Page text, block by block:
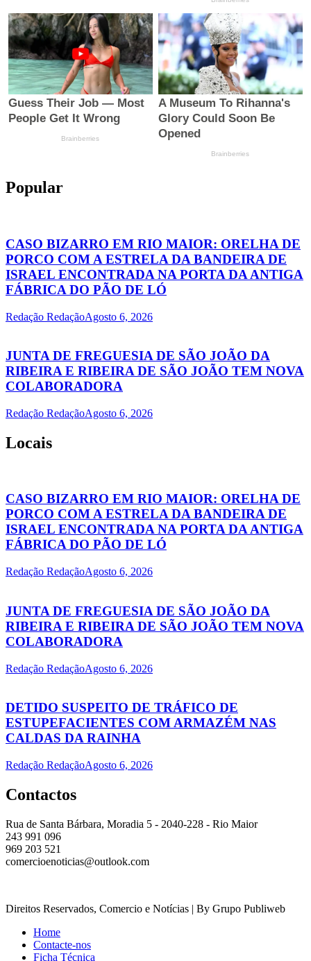
Popular
CASO BIZARRO EM RIO MAIOR: ORELHA DE
PORCO COM A ESTRELA DA BANDEIRA DE
ISRAEL ENCONTRADA NA PORTA DA ANTIGA
FÁBRICA DO PÃO DE LÓ
Redação RedaçãoAgosto 6, 2026
JUNTA DE FREGUESIA DE SÃO JOÃO DA
RIBEIRA E RIBEIRA DE SÃO JOÃO TEM NOVA
COLABORADORA
Redação RedaçãoAgosto 6, 2026
Locais
CASO BIZARRO EM RIO MAIOR: ORELHA DE
PORCO COM A ESTRELA DA BANDEIRA DE
ISRAEL ENCONTRADA NA PORTA DA ANTIGA
FÁBRICA DO PÃO DE LÓ
Redação RedaçãoAgosto 6, 2026
JUNTA DE FREGUESIA DE SÃO JOÃO DA
RIBEIRA E RIBEIRA DE SÃO JOÃO TEM NOVA
COLABORADORA
Redação RedaçãoAgosto 6, 2026
DETIDO SUSPEITO DE TRÁFICO DE
ESTUPEFACIENTES COM ARMAZÉM NAS
CALDAS DA RAINHA
Redação RedaçãoAgosto 6, 2026
Contactos
Rua de Santa Bárbara, Moradia 5 - 2040-228 - Rio Maior
243 991 096
969 203 521
comercioenoticias@outlook.com
Direitos Reservados, Comercio e Notícias | By Grupo Publiweb
Home
Contacte-nos
Ficha Técnica